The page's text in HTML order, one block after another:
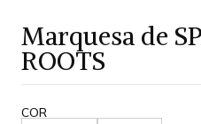
Marquesa de
ROOTS
COR